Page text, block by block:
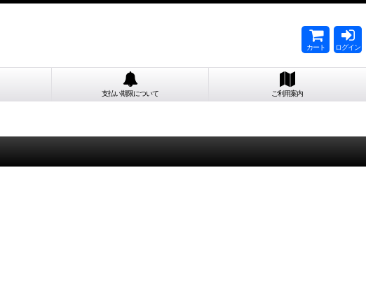
カート ログイン
支払い期限について ご利用案内